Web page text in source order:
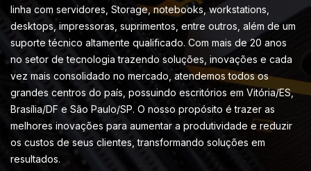
linha com servidores, Storage, notebooks, workstations,
desktops, impressoras, suprimentos, entre outros, além de um
suporte técnico altamente qualificado. Com mais de 20 anos
no setor de tecnologia trazendo soluções, inovações e cada
vez mais consolidado no mercado, atendemos todos os
grandes centros do país, possuindo escritórios em Vitória/ES,
Brasília/DF e São Paulo/SP. O nosso propósito é trazer as
melhores inovações para aumentar a produtividade e reduzir
os custos de seus clientes, transformando soluções em
resultados.